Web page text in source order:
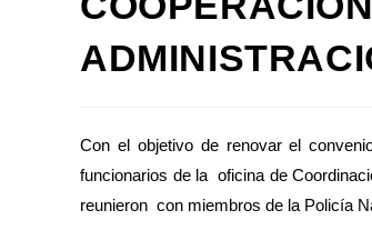
Con el objetivo de renovar el
funcionarios de la oficina de
reunieron con miembros de la Policía